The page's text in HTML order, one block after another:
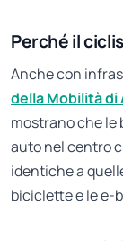
Perché il
Anche con
della Mobilità di
mostrano che
auto nel centro
identiche a
biciclette e le e-